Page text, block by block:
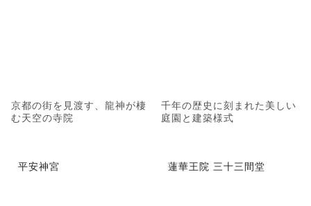
京都の街を見渡す、龍神が棲
む天空の寺院
千年の歴史に刻まれた美しい
庭園と建築様式
平安神宮 蓮華王院 三十三間堂